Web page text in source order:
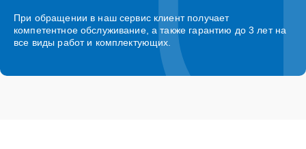
При обращении в наш сервис клиент получает
компетентное обслуживание, а также гарантию до 3 лет на
все виды работ и комплектующих.